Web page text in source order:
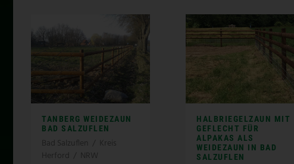
TANBERG WEIDEZAUN
BAD SALZUFLEN
Bad Salzuflen
Kreis
Herford
NRW
HALBRIEGELZAUN MIT
GEFLECHT FÜR
ALPAKAS ALS
WEIDEZAUN IN BAD
SALZUFLEN